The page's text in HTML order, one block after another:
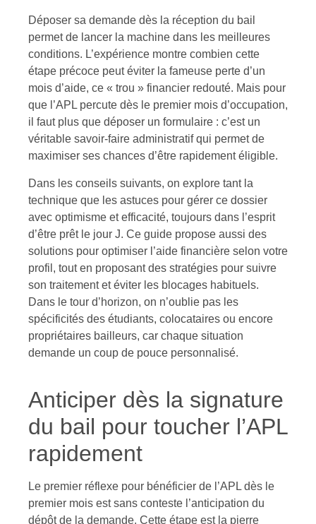
Déposer sa demande dès la réception du bail
permet de lancer la machine dans les meilleures
conditions. L’expérience montre combien cette
étape précoce peut éviter la fameuse perte d’un
mois d’aide, ce « trou » financier redouté. Mais pour
que l’APL percute dès le premier mois d’occupation,
il faut plus que déposer un formulaire : c’est un
véritable savoir-faire administratif qui permet de
maximiser ses chances d’être rapidement éligible.
Dans les conseils suivants, on explore tant la
technique que les astuces pour gérer ce dossier
avec optimisme et efficacité, toujours dans l’esprit
d’être prêt le jour J. Ce guide propose aussi des
solutions pour optimiser l’aide financière selon votre
profil, tout en proposant des stratégies pour suivre
son traitement et éviter les blocages habituels.
Dans le tour d’horizon, on n’oublie pas les
spécificités des étudiants, colocataires ou encore
propriétaires bailleurs, car chaque situation
demande un coup de pouce personnalisé.
Anticiper dès la signature
du bail pour toucher l’APL
rapidement
Le premier réflexe pour bénéficier de l’APL dès le
premier mois est sans conteste l’anticipation du
dépôt de la demande. Cette étape est la pierre